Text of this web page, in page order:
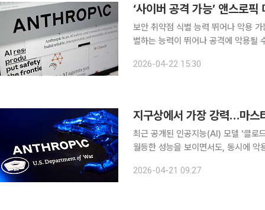
‘사이버 공격 가능’ 앤스로
보안 취약점 식별 능력 뛰어나 악용
별하는 능력이 뛰어나 공격에 악용될
신은 관련 문건과 사안에 정통한 관계
2026-04-22 15:30
지구상에서 가장 강력…마스
최근 공개된 인공지능(AI) 모델 ‘클로
월등한 성능을 보이면서도, 동시에 악용 가능성까지 제
금 가장 강력하다고 평가받는 AI 모델
2026-04-21 09:27